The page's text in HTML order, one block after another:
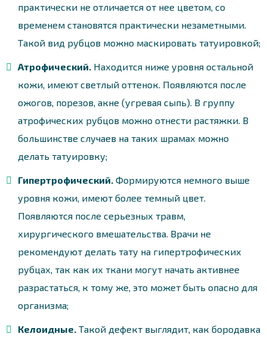
практически не отличается от нее цветом, со
временем становятся практически незаметными.
Такой вид рубцов можно маскировать татуировкой;
Атрофический. Находится ниже уровня остальной
кожи, имеют светлый оттенок. Появляются после
ожогов, порезов, акне (угревая сыпь). В группу
атрофических рубцов можно отнести растяжки. В
большинстве случаев на таких шрамах можно
делать татуировку;
Гипертрофический. Формируются немного выше
уровня кожи, имеют более темный цвет.
Появляются после серьезных травм,
хирургического вмешательства. Врачи не
рекомендуют делать тату на гипертрофических
рубцах, так как их ткани могут начать активнее
разрастаться, к тому же, это может быть опасно для
организма;
Келоидные. Такой дефект выглядит, как бородавка